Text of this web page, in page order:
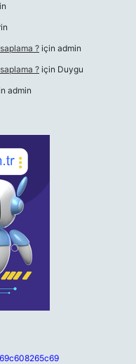
? için admin
? için Duygu
admin